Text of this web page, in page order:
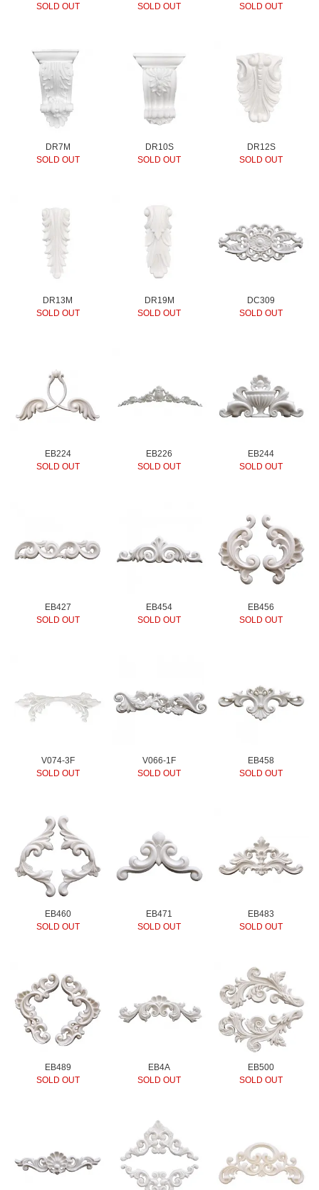
SOLD OUT
SOLD OUT
SOLD OUT
DR7M
SOLD OUT
DR10S
SOLD OUT
DR12S
SOLD OUT
DR13M
SOLD OUT
DR19M
SOLD OUT
DC309
SOLD OUT
EB224
SOLD OUT
EB226
SOLD OUT
EB244
SOLD OUT
EB427
SOLD OUT
EB454
SOLD OUT
EB456
SOLD OUT
V074-3F
SOLD OUT
V066-1F
SOLD OUT
EB458
SOLD OUT
EB460
SOLD OUT
EB471
SOLD OUT
EB483
SOLD OUT
EB489
SOLD OUT
EB4A
SOLD OUT
EB500
SOLD OUT